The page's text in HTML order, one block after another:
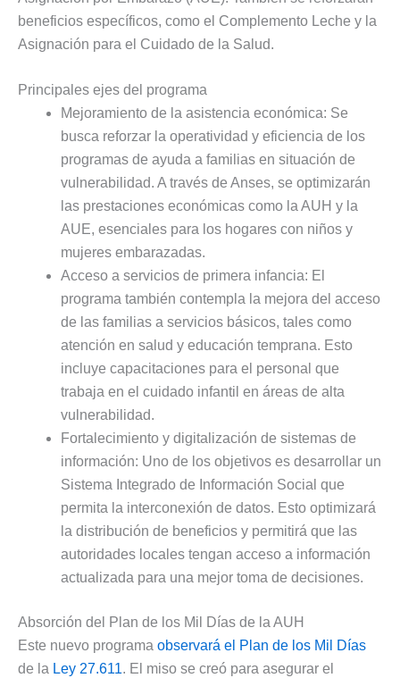
beneficios específicos, como el Complemento Leche y la
Asignación para el Cuidado de la Salud.
Principales ejes del programa
Mejoramiento de la asistencia económica: Se
busca reforzar la operatividad y eficiencia de los
programas de ayuda a familias en situación de
vulnerabilidad. A través de Anses, se optimizarán
las prestaciones económicas como la AUH y la
AUE, esenciales para los hogares con niños y
mujeres embarazadas.
Acceso a servicios de primera infancia: El
programa también contempla la mejora del acceso
de las familias a servicios básicos, tales como
atención en salud y educación temprana. Esto
incluye capacitaciones para el personal que
trabaja en el cuidado infantil en áreas de alta
vulnerabilidad.
Fortalecimiento y digitalización de sistemas de
información: Uno de los objetivos es desarrollar un
Sistema Integrado de Información Social que
permita la interconexión de datos. Esto optimizará
la distribución de beneficios y permitirá que las
autoridades locales tengan acceso a información
actualizada para una mejor toma de decisiones.
Absorción del Plan de los Mil Días de la AUH
Este nuevo programa observará el Plan de los Mil Días
de la Ley 27.611. El miso se creó para asegurar el